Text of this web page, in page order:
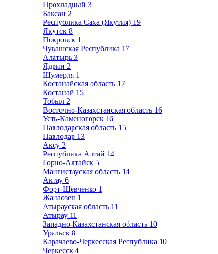
Прохладный 3
Баксан 2
Республика Саха (Якутия) 19
Якутск 8
Покровск 1
Чувашская Республика 17
Алатырь 3
Ядрин 2
Шумерля 1
Костанайская область 17
Костанай 15
Тобыл 2
Восточно-Казахстанская область 16
Усть-Каменогорск 16
Павлодарская область 15
Павлодар 13
Аксу 2
Республика Алтай 14
Горно-Алтайск 5
Мангистауская область 14
Актау 6
Форт-Шевченко 1
Жанаозен 1
Атырауская область 11
Атырау 11
Западно-Казахстанская область 10
Уральск 8
Карачаево-Черкесская Республика 10
Черкесск 4